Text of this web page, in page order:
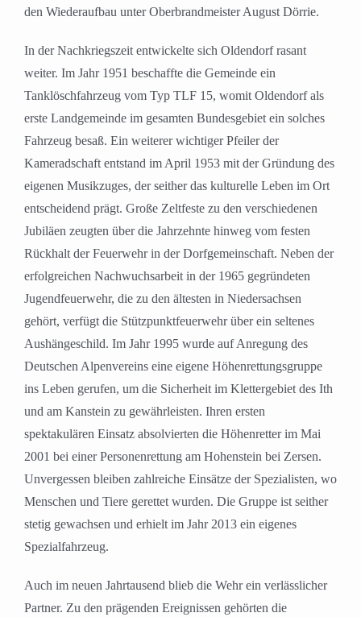
den Wiederaufbau unter Oberbrandmeister August Dörrie.
In der Nachkriegszeit entwickelte sich Oldendorf rasant
weiter. Im Jahr 1951 beschaffte die Gemeinde ein
Tanklöschfahrzeug vom Typ TLF 15, womit Oldendorf als
erste Landgemeinde im gesamten Bundesgebiet ein solches
Fahrzeug besaß. Ein weiterer wichtiger Pfeiler der
Kameradschaft entstand im April 1953 mit der Gründung des
eigenen Musikzuges, der seither das kulturelle Leben im Ort
entscheidend prägt. Große Zeltfeste zu den verschiedenen
Jubiläen zeugten über die Jahrzehnte hinweg vom festen
Rückhalt der Feuerwehr in der Dorfgemeinschaft. Neben der
erfolgreichen Nachwuchsarbeit in der 1965 gegründeten
Jugendfeuerwehr, die zu den ältesten in Niedersachsen
gehört, verfügt die Stützpunktfeuerwehr über ein seltenes
Aushängeschild. Im Jahr 1995 wurde auf Anregung des
Deutschen Alpenvereins eine eigene Höhenrettungsgruppe
ins Leben gerufen, um die Sicherheit im Klettergebiet des Ith
und am Kanstein zu gewährleisten. Ihren ersten
spektakulären Einsatz absolvierten die Höhenretter im Mai
2001 bei einer Personenrettung am Hohenstein bei Zersen.
Unvergessen bleiben zahlreiche Einsätze der Spezialisten, wo
Menschen und Tiere gerettet wurden. Die Gruppe ist seither
stetig gewachsen und erhielt im Jahr 2013 ein eigenes
Spezialfahrzeug.
Auch im neuen Jahrtausend blieb die Wehr ein verlässlicher
Partner. Zu den prägenden Ereignissen gehörten die